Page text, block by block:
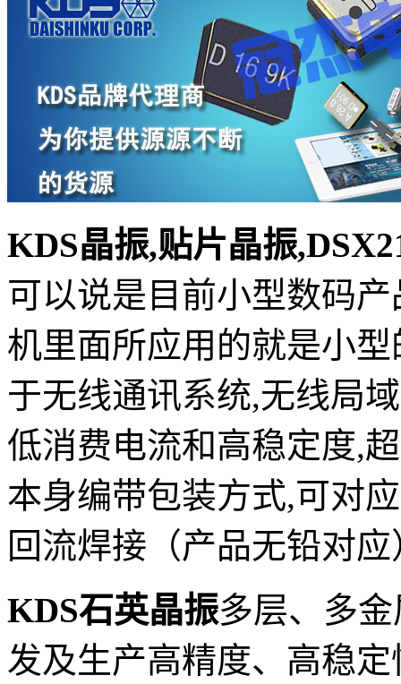
KDS晶振,贴片晶振
可以说是目前小型数码
机里面所应用的就是小型
于无线通讯系统,无线局
低消费电流和高稳定度,
本身编带包装方式,可对
回流焊接（产品无铅对
KDS石英晶振多层、多
发及生产高精度、高稳